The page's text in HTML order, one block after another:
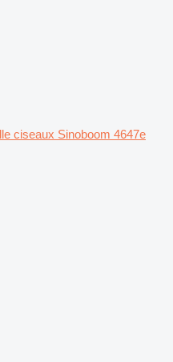
ciseaux Sinoboom 4647e